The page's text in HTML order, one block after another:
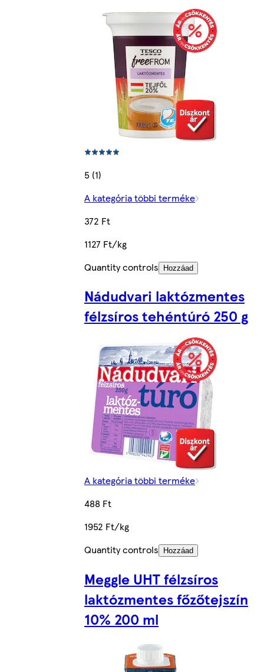
5 (1)
A kategória többi terméke
372 Ft
1127 Ft/kg
Quantity controls
Hozzáad
Nádudvari laktózmentes
félzsíros tehéntúró 250 g
A kategória többi terméke
488 Ft
1952 Ft/kg
Quantity controls
Hozzáad
Meggle UHT félzsíros
laktózmentes főzőtejszín
10% 200 ml